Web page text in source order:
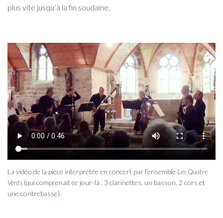
plus vite jusqu’à la fin soudaine.
La vidéo de la pièce interprétée en concert par l’ensemble Les Quatre
Vents (qui comprenait ce jour-là : 3 clarinettes, un basson, 2 cors et
une contrebasse).